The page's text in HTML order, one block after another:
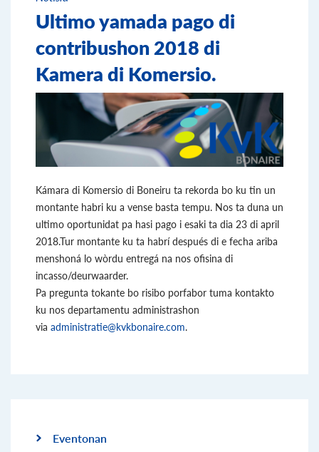
Ultimo yamada pago di
contribushon 2018 di
Kamera di Komersio.
Kámara di Komersio di Boneiru ta rekorda bo ku tin un
montante habri ku a vense basta tempu. Nos ta duna un
ultimo oportunidat pa hasi pago i esaki ta dia 23 di april
2018.Tur montante ku ta habrí después di e fecha ariba
menshoná lo wòrdu entregá na nos ofisina di
incasso/deurwaarder.
Pa pregunta tokante bo risibo porfabor tuma kontakto
ku nos departamentu administrashon
via administratie@kvkbonaire.com.
Eventonan